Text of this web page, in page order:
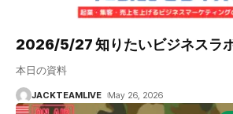
2026/5/27 知りたいビジネスラ
本日の資料
JACKTEAMLIVE May 26, 2026